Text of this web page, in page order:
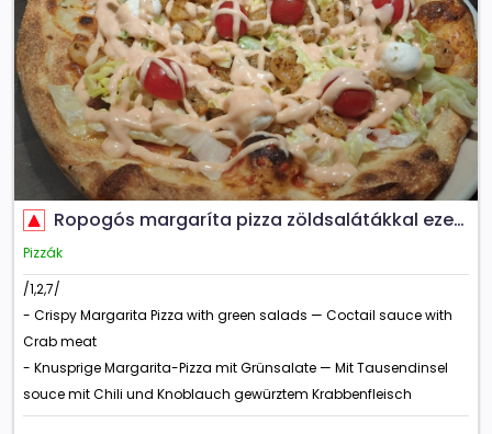
Ropogós margaríta pizza zöldsalátákkal ezersziget koktél szósszal - fokhagymás chilis rákhússal
Pizzák
/1,2,7/
- Crispy Margarita Pizza with green salads — Coctail sauce with
Crab meat
- Knusprige Margarita-Pizza mit Grünsalate — Mit Tausendinsel
souce mit Chili und Knoblauch gewürztem Krabbenfleisch